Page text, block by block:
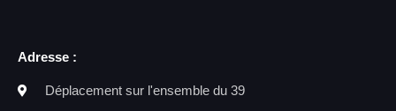
Adresse :
Déplacement sur l'ensemble du 39